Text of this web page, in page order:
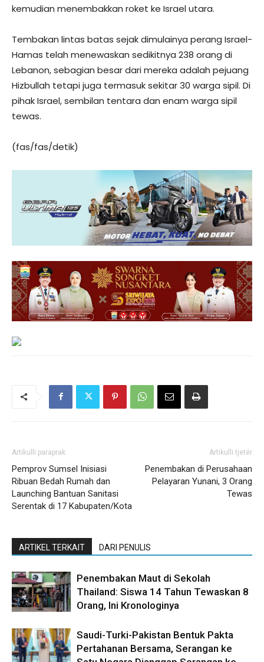
kemudian menembakkan roket ke Israel utara.
Tembakan lintas batas sejak dimulainya perang Israel-
Hamas telah menewaskan sedikitnya 238 orang di
Lebanon, sebagian besar dari mereka adalah pejuang
Hizbullah tetapi juga termasuk sekitar 30 warga sipil. Di
pihak Israel, sembilan tentara dan enam warga sipil
tewas.
(fas/fas/detik)
Artikulli paraprak
Pemprov Sumsel Inisiasi
Ribuan Bedah Rumah dan
Launching Bantuan Sanitasi
Serentak di 17 Kabupaten/Kota
Artikulli tjetër
Penembakan di Perusahaan
Pelayaran Yunani, 3 Orang
Tewas
ARTIKEL TERKAIT DARI PENULIS
Penembakan Maut di Sekolah
Thailand: Siswa 14 Tahun Tewaskan 8
Orang, Ini Kronologinya
Saudi-Turki-Pakistan Bentuk Pakta
Pertahanan Bersama, Serangan ke